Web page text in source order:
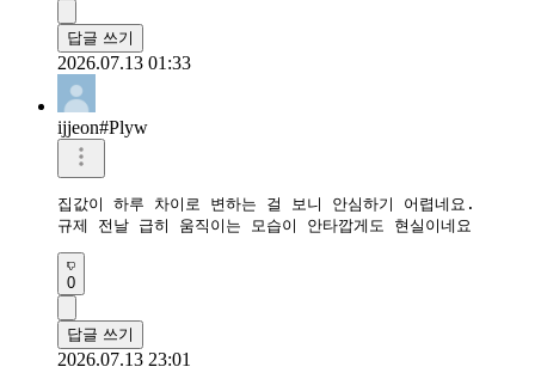
답글 쓰기
2026.07.13 01:33
ijjeon#Plyw
집값이 하루 차이로 변하는 걸 보니 안심하기 어렵네요.
규제 전날 급히 움직이는 모습이 안타깝게도 현실이네요
0
답글 쓰기
2026.07.13 23:01